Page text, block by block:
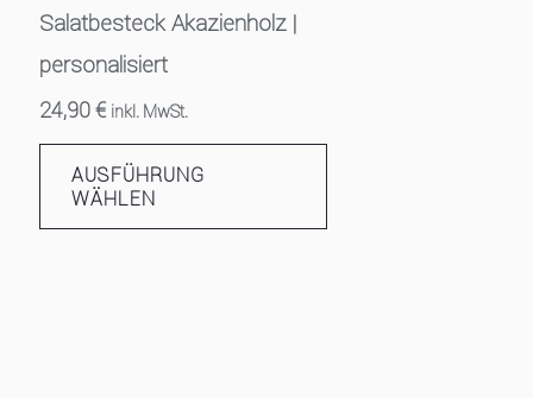
Salatbesteck Akazienholz |
personalisiert
24,90€ inkl. MwSt.
AUSFÜHRUNG
WÄHLEN
auf